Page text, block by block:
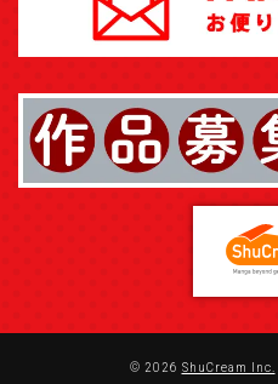
© 2026 ShuCream Inc.